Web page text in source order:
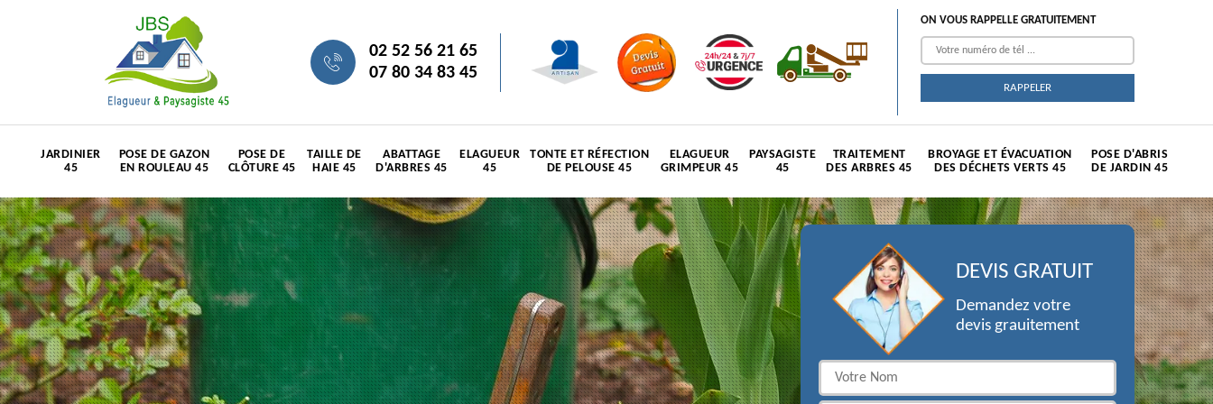
02 52 56 21 65
07 80 34 83 45
ON VOUS RAPPELLE GRATUITEMENT
JARDINIER
45
POSE DE GAZON
EN ROULEAU 45
POSE DE
CLÔTURE 45
TAILLE DE
HAIE 45
ABATTAGE
D'ARBRES 45
ELAGUEUR
45
TONTE ET RÉFECTION
DE PELOUSE 45
ELAGUEUR
GRIMPEUR 45
PAYSAGISTE
45
TRAITEMENT
DES ARBRES 45
BROYAGE ET ÉVACUATION
DES DÉCHETS VERTS 45
POSE D'ABRIS
DE JARDIN 45
DEVIS GRATUIT
Demandez votre
devis grauitement